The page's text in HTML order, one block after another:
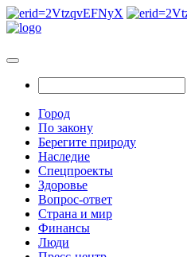
Город
По закону
Берегите природу
Наследие
Спецпроекты
Здоровье
Вопрос-ответ
Страна и мир
Финансы
Люди